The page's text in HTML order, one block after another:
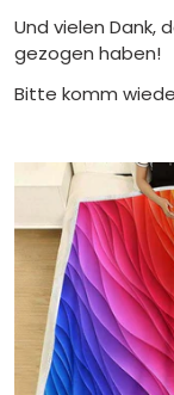
Und vielen Dank,
gezogen haben!
Bitte komm